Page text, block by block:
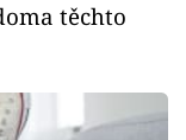
těchto